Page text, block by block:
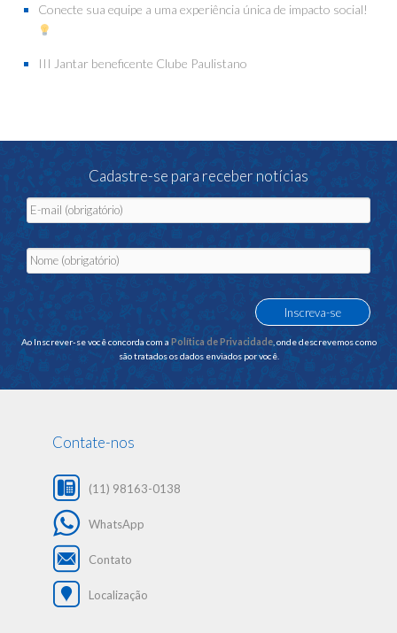
Conecte sua equipe a uma experiência única de impacto social!
III Jantar beneficente Clube Paulistano
Cadastre-se para receber notícias
Ao Inscrever-se você concorda com a Política de Privacidade, onde descrevemos como
são tratados os dados enviados por você.
Contate-nos
(11) 98163-0138
WhatsApp
Contato
Localização